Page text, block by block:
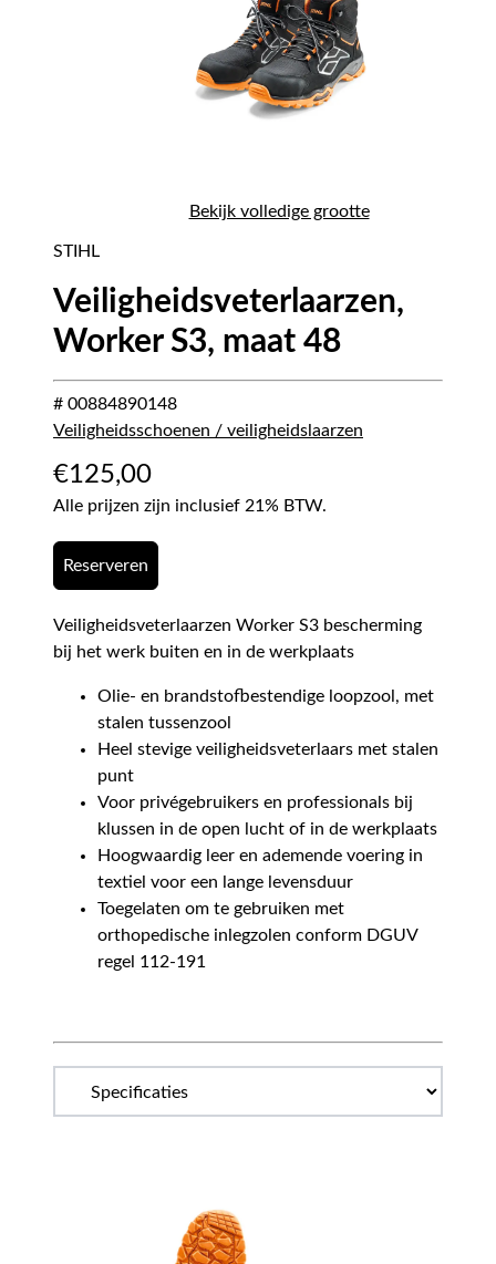
Bekijk volledige grootte
STIHL
Veiligheidsveterlaarzen,
Worker S3, maat 48
# 00884890148
Veiligheidsschoenen / veiligheidslaarzen
€125,00
Alle prijzen zijn inclusief 21% BTW.
Reserveren
Veiligheidsveterlaarzen Worker S3 bescherming
bij het werk buiten en in de werkplaats
Olie- en brandstofbestendige loopzool, met
stalen tussenzool
Heel stevige veiligheidsveterlaars met stalen
punt
Voor privégebruikers en professionals bij
klussen in de open lucht of in de werkplaats
Hoogwaardig leer en ademende voering in
textiel voor een lange levensduur
Toegelaten om te gebruiken met
orthopedische inlegzolen conform DGUV
regel 112-191